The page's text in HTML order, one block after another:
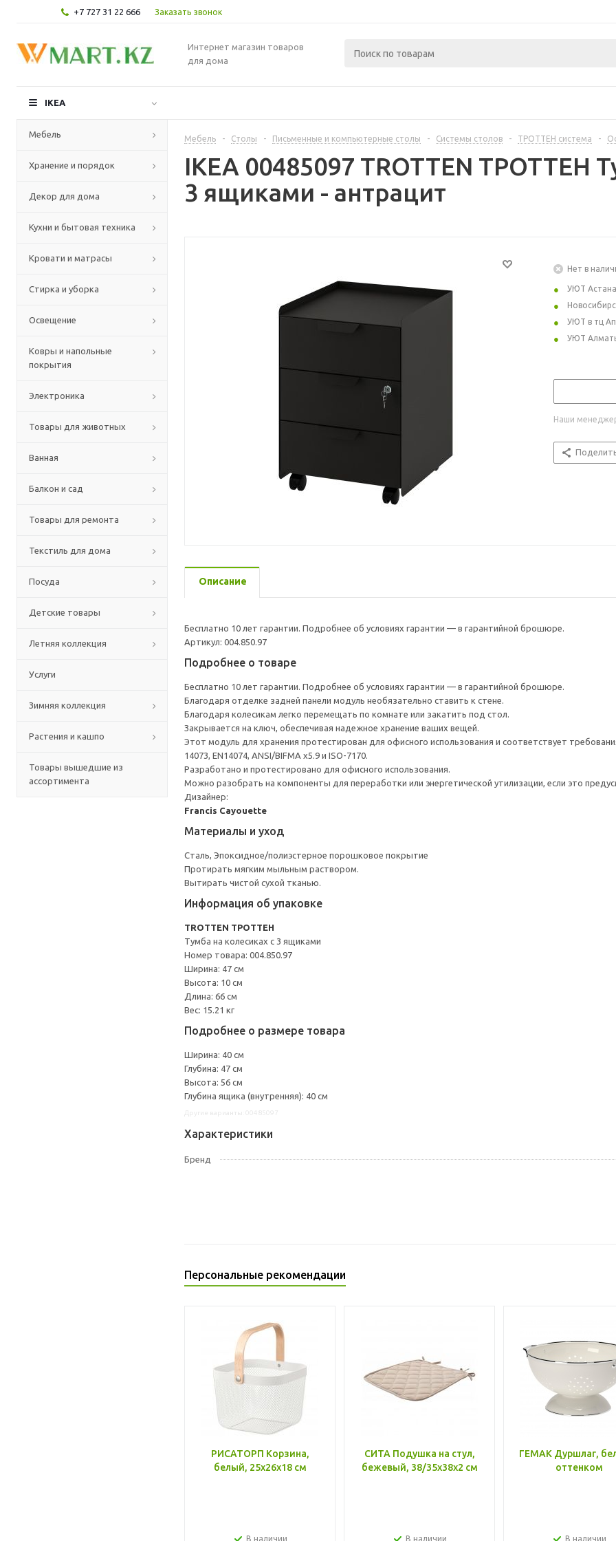
+7 727 31 22 666 Заказать звонок
Интернет магазин товаров
для дома
IKEA
Мебель
Хранение и порядок
Декор для дома
Кухни и бытовая техника
Кровати и матрасы
Стирка и уборка
Освещение
Ковры и напольные
покрытия
Электроника
Товары для животных
Ванная
Балкон и сад
Товары для ремонта
Текстиль для дома
Посуда
Детские товары
Летняя коллекция
Услуги
Зимняя коллекция
Растения и кашпо
Товары вышедшие из
ассортимента
Мебель - Столы - Письменные и компьютерные столы - Системы столов - ТРОТТЕН система -
IKEA 00485097 TROTTEN ТРОТТЕН
3 ящиками - антрацит
Нет в
УЮТ Астана
УЮТ в тц
УЮТ
Наши
Описание
Бесплатно 10 лет гарантии. Подробнее об условиях гарантии — в гарантийной брошюре.
Артикул: 004.850.97
Подробнее о товаре
Бесплатно 10 лет гарантии. Подробнее об условиях гарантии — в гарантийной брошюре.
Благодаря отделке задней панели модуль необязательно ставить к стене.
Благодаря колесикам легко перемещать по комнате или закатить под стол.
Закрывается на ключ, обеспечивая надежное хранение ваших вещей.
Этот модуль для хранения протестирован для офисного использования и соответствует
14073, EN14074, ANSI/BIFMA x5.9 и ISO-7170.
Разработано и протестировано для офисного использования.
Можно разобрать на компоненты для переработки или энергетической утилизации, если это
Дизайнер:
Francis Cayouette
Материалы и уход
Сталь, Эпоксидное/полиэстерное порошковое покрытие
Протирать мягким мыльным раствором.
Вытирать чистой сухой тканью.
Информация об упаковке
TROTTEN ТРОТТЕН
Тумба на колесиках с 3 ящиками
Номер товара: 004.850.97
Ширина: 47 см
Высота: 10 см
Длина: 66 см
Вес: 15.21 кг
Подробнее о размере товара
Ширина: 40 см
Глубина: 47 см
Высота: 56 см
Глубина ящика (внутренняя): 40 см
Характеристики
Бренд
Персональные рекомендации
РИСАТОРП Корзина,
белый, 25x26x18 см
В наличии
СИТА Подушка на стул,
бежевый, 38/35x38x2 см
В наличии
ГЕМАК Дуршлаг,
оттенком
В наличии